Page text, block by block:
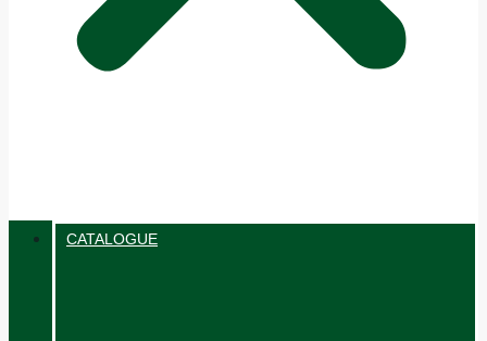
CATALOGUE